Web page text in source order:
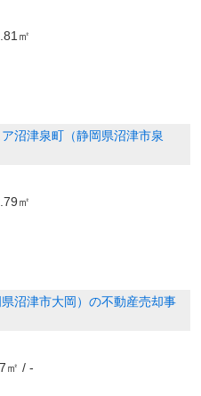
㎡
沼津泉町（静岡県沼津市泉
㎡
沼津市大岡）の不動産売却事
㎡ / -